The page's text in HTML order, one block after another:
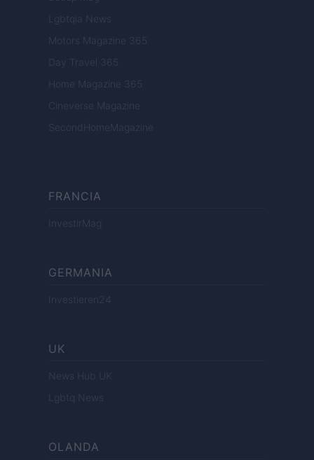
Lgbtqia News
Motors Magazine 365
Day Travel 365
Home Magazine 365
Cineverse Magazine
SecondHomeMagazine
FRANCIA
InvestirMag
GERMANIA
Investieren24
UK
News Hub UK
Lgbtq News
OLANDA